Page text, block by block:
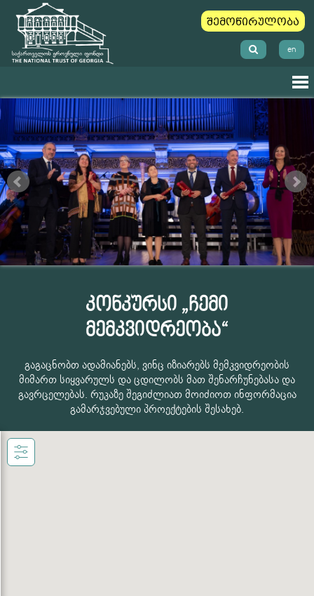
შემოწირულობა
en
კონკურსი „ჩემი
მემკვიდრეობა“
გაგაცნობთ ადამიანებს, ვინც იზიარებს მემკვიდრეობის
მიმართ სიყვარულს და ცდილობს მათ შენარჩუნებასა და
გავრცელებას. რუკაზე შეგიძლიათ მოიძიოთ ინფორმაცია
გამარჯვებული პროექტების შესახებ.